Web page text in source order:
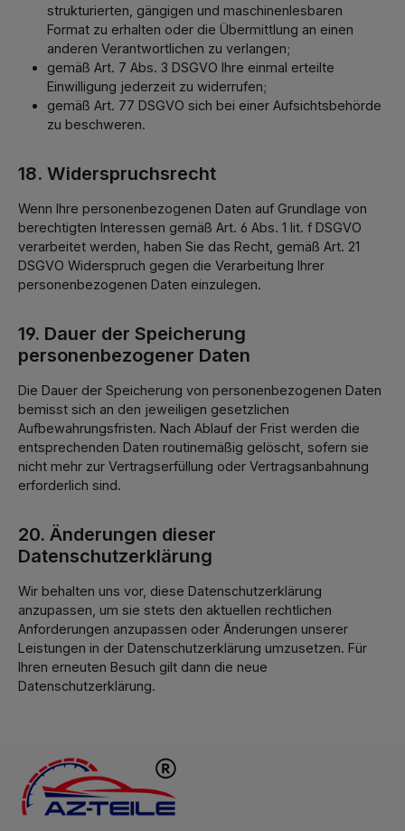
strukturierten, gängigen und maschinenlesbaren
Format zu erhalten oder die Übermittlung an einen
anderen Verantwortlichen zu verlangen;
gemäß Art. 7 Abs. 3 DSGVO Ihre einmal erteilte
Einwilligung jederzeit zu widerrufen;
gemäß Art. 77 DSGVO sich bei einer Aufsichtsbehörde
zu beschweren.
18. Widerspruchsrecht
Wenn Ihre personenbezogenen Daten auf Grundlage von
berechtigten Interessen gemäß Art. 6 Abs. 1 lit. f DSGVO
verarbeitet werden, haben Sie das Recht, gemäß Art. 21
DSGVO Widerspruch gegen die Verarbeitung Ihrer
personenbezogenen Daten einzulegen.
19. Dauer der Speicherung
personenbezogener Daten
Die Dauer der Speicherung von personenbezogenen Daten
bemisst sich an den jeweiligen gesetzlichen
Aufbewahrungsfristen. Nach Ablauf der Frist werden die
entsprechenden Daten routinemäßig gelöscht, sofern sie
nicht mehr zur Vertragserfüllung oder Vertragsanbahnung
erforderlich sind.
20. Änderungen dieser
Datenschutzerklärung
Wir behalten uns vor, diese Datenschutzerklärung
anzupassen, um sie stets den aktuellen rechtlichen
Anforderungen anzupassen oder Änderungen unserer
Leistungen in der Datenschutzerklärung umzusetzen. Für
Ihren erneuten Besuch gilt dann die neue
Datenschutzerklärung.